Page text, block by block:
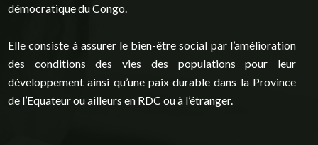
démocratique du Congo.
Elle consiste à assurer le bien-être social par l’amélioration
des conditions des vies des populations pour leur
développement ainsi qu’une paix durable dans la Province
de l’Equateur ou ailleurs en RDC ou à l’étranger.